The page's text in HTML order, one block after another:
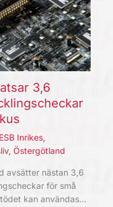
3,6
ESB Inrikes,
, Östergötland
avsätter nästan 3,6
för små
kan användas…